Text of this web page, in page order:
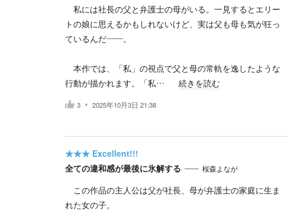
私には社長の父と弁護士の母がいる。一見するとエリー
トの娘に思えるかもしれないけど、実は父も母も気が狂っ
ているんだ――。
本作では、「私」の視点で父と母の常軌を逸したような
行動が描かれます。「私…
続きを読む
3 2025年10月3日 21:38
★★★ Excellent!!!
全ての違和感が最後に氷解する
桜森よなが
この作品の主人公は父が社長、母が弁護士の家庭に生ま
れた女の子。